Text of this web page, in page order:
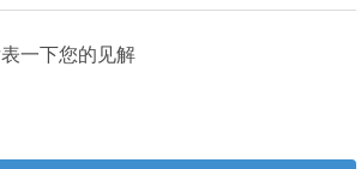
一下您的见解